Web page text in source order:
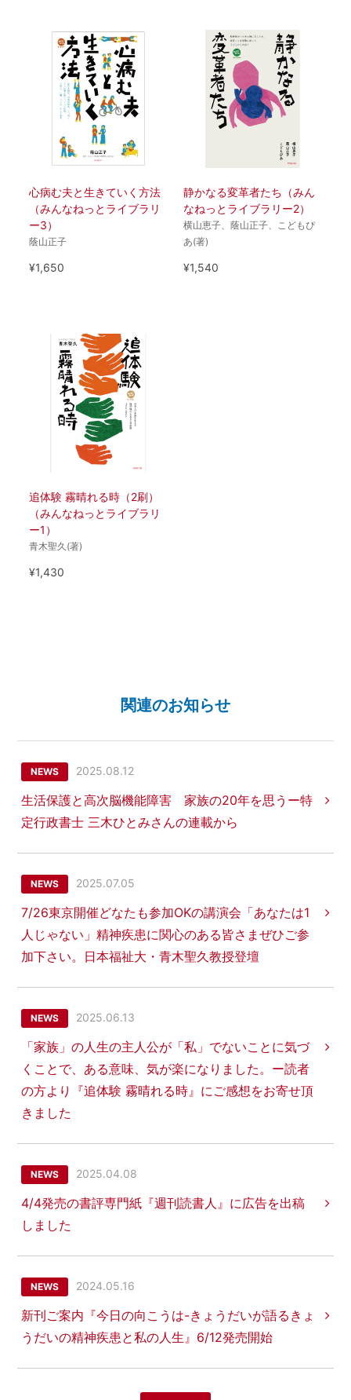
心病む夫と生きていく方法
（みんなねっとライブラリ
ー3）
蔭山正子
¥1,650
静かなる変革者たち（みん
なねっとライブラリー2）
横山恵子、蔭山正子、こどもぴ
あ(著)
¥1,540
追体験 霧晴れる時（2刷）
（みんなねっとライブラリ
ー1）
青木聖久(著)
¥1,430
関連のお知らせ
NEWS 2025.08.12
生活保護と高次脳機能障害 家族の20年を思うー特
定行政書士 三木ひとみさんの連載から
NEWS 2025.07.05
7/26東京開催どなたも参加OKの講演会「あなたは1
人じゃない」精神疾患に関心のある皆さまぜひご参
加下さい。日本福祉大・青木聖久教授登壇
NEWS 2025.06.13
「家族」の人生の主人公が「私」でないことに気づ
くことで、ある意味、気が楽になりました。ー読者
の方より『追体験 霧晴れる時』にご感想をお寄せ頂
きました
NEWS 2025.04.08
4/4発売の書評専門紙『週刊読書人』に広告を出稿
しました
NEWS 2024.05.16
新刊ご案内『今日の向こうは-きょうだいが語るきょ
うだいの精神疾患と私の人生』6/12発売開始